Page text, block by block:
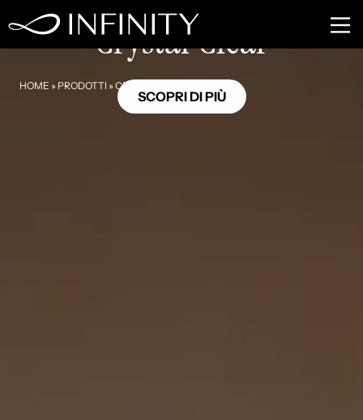
HOME » PRODOTTI » CRYSTAL CLEAR
OC11
Crystal Clear
SCOPRI DI PIÙ